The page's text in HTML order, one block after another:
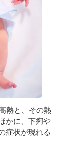
熱と、その熱
かに、下痢や
症状が現れる